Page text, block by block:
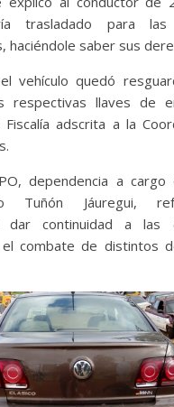
trasladado para las
haciéndole saber sus
vehículo quedó
respectivas llaves de
adscrita a la
dependencia a cargo
Tuñón Jáuregui,
dar continuidad a las
el combate de distintos